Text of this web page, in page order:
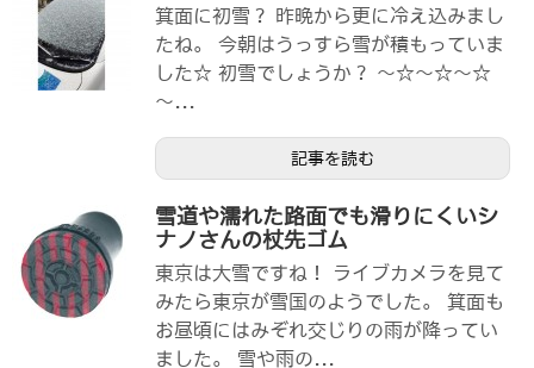
箕面に初雪？ 昨晩から更に冷え込みまし
たね。 今朝はうっすら雪が積もっていま
した☆ 初雪でしょうか？ ～☆～☆～☆
～...
記事を読む
雪道や濡れた路面でも滑りにくいシ
ナノさんの杖先ゴム
東京は大雪ですね！ ライブカメラを見て
みたら東京が雪国のようでした。 箕面も
お昼頃にはみぞれ交じりの雨が降ってい
ました。 雪や雨の...